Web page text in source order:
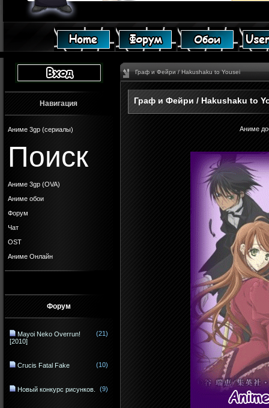
Навигация
Аниме 3gp (сериалы)
Поиск
Аниме 3gp (OVA)
Аниме обои
Форум
Чат
OST
Аниме Онлайн
Форум
Mayoi Neko Overrun!
[2010]
(21)
Crucis Fatal Fake (10)
Новый конкурс рисунков. (9)
Граф и Фейри / Hakushaku to Yousei
Граф и Фейри / Hakushaku to
Аниме